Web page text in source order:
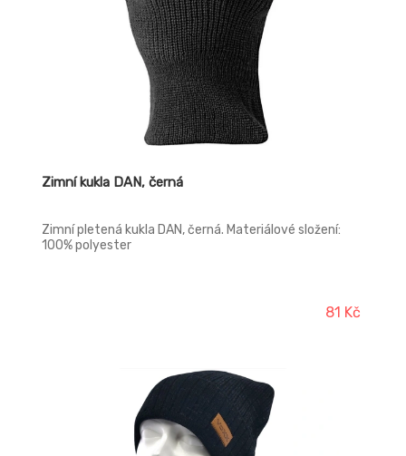
Zimní kukla DAN, černá
Zimní pletená kukla DAN, černá. Materiálové složení:
100% polyester
81 Kč